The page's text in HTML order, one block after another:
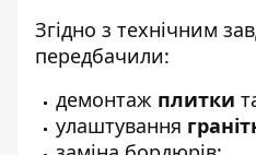
Згідно з технічним
передбачили:
демонтаж плитки
улаштування